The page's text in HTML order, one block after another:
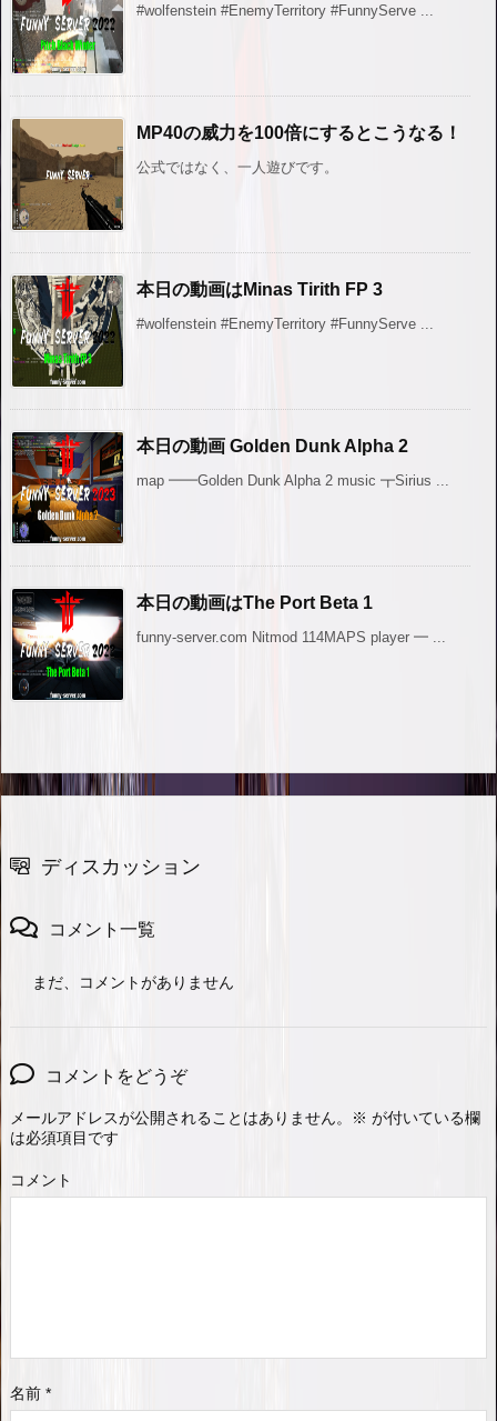
#wolfenstein #EnemyTerritory #FunnyServe ...
MP40の威力を100倍にするとこうなる！
公式ではなく、一人遊びです。
本日の動画はMinas Tirith FP 3
#wolfenstein #EnemyTerritory #FunnyServe ...
本日の動画 Golden Dunk Alpha 2
map ━━Golden Dunk Alpha 2 music ┳Sirius ...
本日の動画はThe Port Beta 1
funny-server.com Nitmod 114MAPS player ━ ...
ディスカッション
コメント一覧
まだ、コメントがありません
コメントをどうぞ
メールアドレスが公開されることはありません。 ※ が付いている欄
は必須項目です
コメント
名前 *